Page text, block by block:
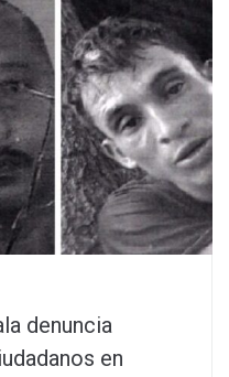
denuncia
en